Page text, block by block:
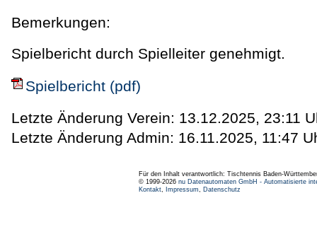
Bemerkungen:
Spielbericht durch Spielleiter genehmigt.
Spielbericht (pdf)
Letzte Änderung Verein: 13.12.2025, 23:11
Letzte Änderung Admin: 16.11.2025, 11:47
Für den Inhalt verantwortlich: Tischtennis Baden-
© 1999-2026 nu Datenautomaten GmbH - Automatisierte
Kontakt, Impressum, Datenschutz